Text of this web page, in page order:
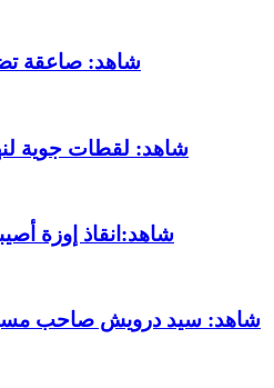
شاهد: صاعقة
شاهد: لقطات جوية
شاهد:انقاذ إوزة
شاهد: سيد درويش صاحب